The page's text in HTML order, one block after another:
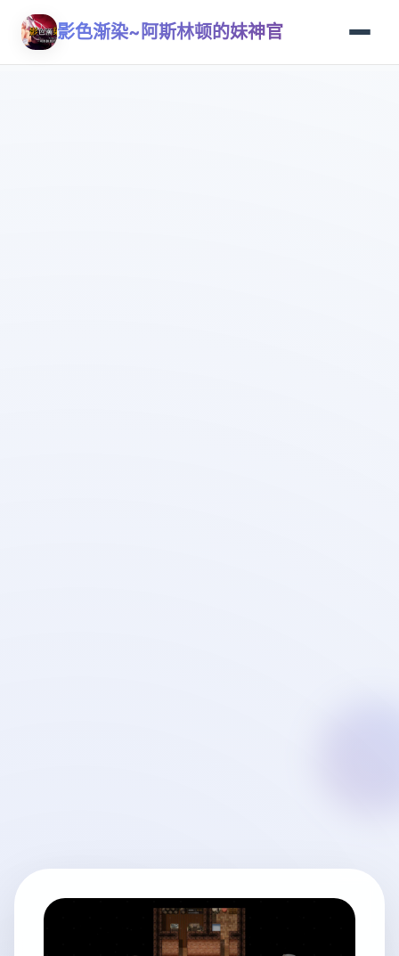
影色渐染~阿斯林顿的妹神官